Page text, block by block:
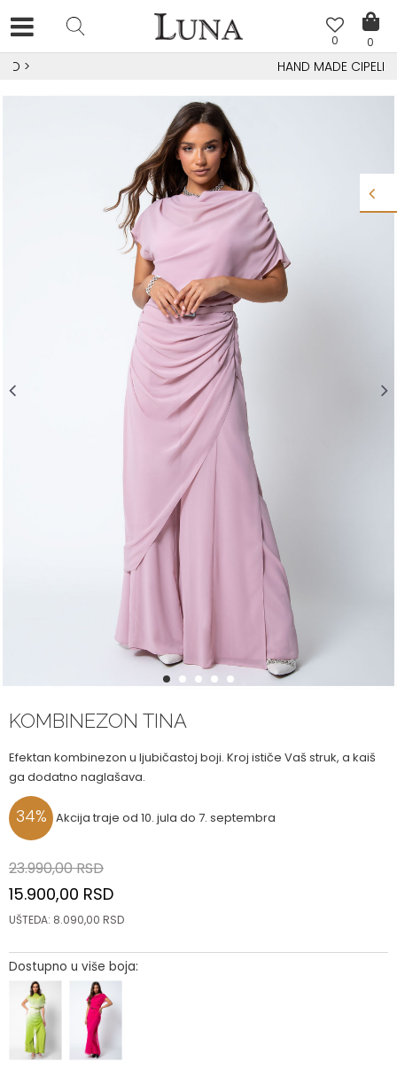
0
0
1 2 3 4 5
KOMBINEZON TINA
Efektan kombinezon u ljubičastoj boji. Kroj ističe Vaš struk, a kaiš
ga dodatno naglašava.
34% Akcija traje od 10. jula do 7. septembra
23.990,00RSD
15.900,00 RSD
UŠTEDA: 8.090,00 RSD
Dostupno u više boja: